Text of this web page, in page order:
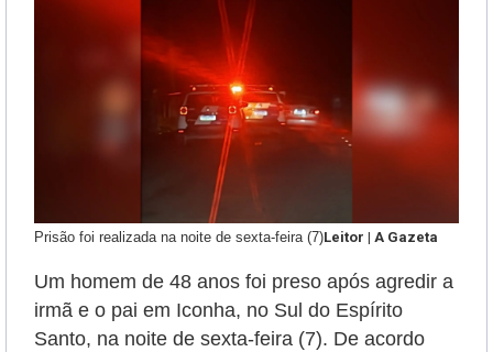
Prisão foi realizada na noite de sexta-feira (7)Leitor | A Gazeta
Um homem de 48 anos foi preso após agredir a
irmã e o pai em Iconha, no Sul do Espírito
Santo, na noite de sexta-feira (7). De acordo